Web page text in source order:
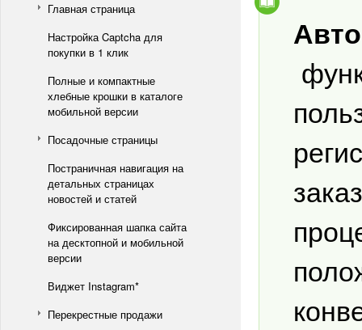
Главная страница
Настройка Captcha для
покупки в 1 клик
Полные и компактные
хлебные крошки в каталоге
мобильной версии
Посадочные страницы
Постраничная навигация на
детальных страницах
новостей и статей
Фиксированная шапка сайта
на десктопной и мобильной
версии
Виджет Instagram*
Перекрестные продажи